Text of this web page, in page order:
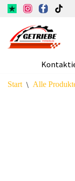
Inhalt
springen
Start \ Alle